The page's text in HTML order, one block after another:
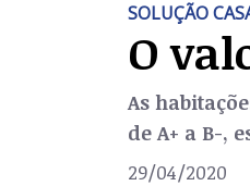
SOLUÇÃO
O
As
de A+ a B-,
29/04/2020